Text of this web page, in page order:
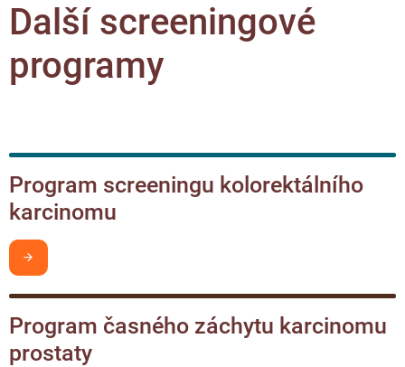
Další screeningové
programy
Program screeningu kolorektálního
karcinomu
Program časného záchytu karcinomu
prostaty